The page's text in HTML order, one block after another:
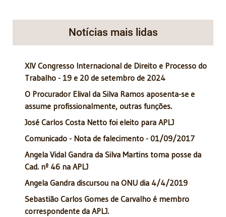
Notícias mais lidas
XIV Congresso Internacional de Direito e Processo do
Trabalho - 19 e 20 de setembro de 2024
O Procurador Elival da Silva Ramos aposenta-se e
assume profissionalmente, outras funções.
José Carlos Costa Netto foi eleito para APLJ
Comunicado - Nota de falecimento - 01/09/2017
Angela Vidal Gandra da Silva Martins toma posse da
Cad. nº 46 na APLJ
Angela Gandra discursou na ONU dia 4/4/2019
Sebastião Carlos Gomes de Carvalho é membro
correspondente da APLJ.